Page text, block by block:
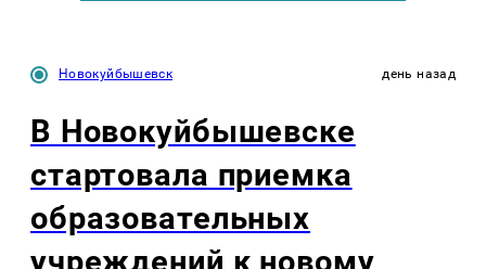
Новокуйбышевск день назад
В Новокуйбышевске
стартовала приемка
образовательных
учреждений к новому